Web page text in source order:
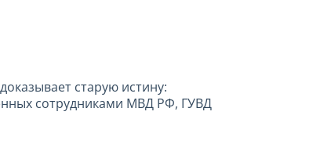
старую истину:
сотрудниками МВД РФ, ГУВД